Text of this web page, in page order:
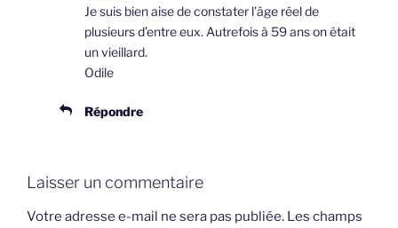
Je suis bien aise de constater l’âge réel de
plusieurs d’entre eux. Autrefois à 59 ans on était
un vieillard.
Odile
Répondre
Laisser un commentaire
Votre adresse e-mail ne sera pas publiée. Les champs